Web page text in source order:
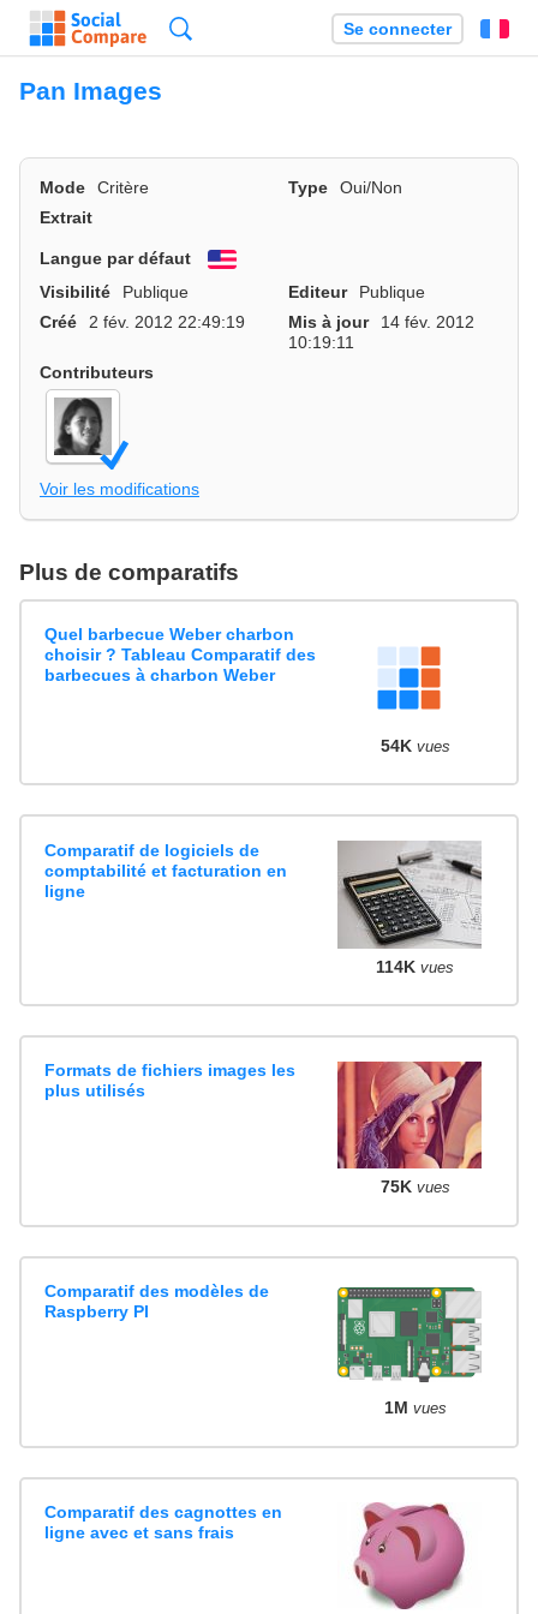
Se connecter
Pan Images
Mode Critère Type
Oui/Non
Extrait
Langue par défaut
English
Visibilité
Publique Editeur
Publique
Créé
2 fév. 2012 22:49:19 Mis à jour
14 fév. 2012
10:19:11
Contributeurs
Voir les modifications
Plus de comparatifs
Quel barbecue Weber charbon
choisir ? Tableau Comparatif des
barbecues à charbon Weber
54K vues
Comparatif de logiciels de
comptabilité et facturation en
ligne
114K vues
Formats de fichiers images les
plus utilisés
75K vues
Comparatif des modèles de
Raspberry PI
1M vues
Comparatif des cagnottes en
ligne avec et sans frais